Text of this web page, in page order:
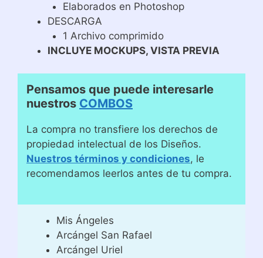
Elaborados en Photoshop
DESCARGA
1 Archivo comprimido
INCLUYE MOCKUPS, VISTA PREVIA
Pensamos que puede interesarle
nuestros COMBOS
La compra no transfiere los derechos de
propiedad intelectual de los Diseños.
Nuestros términos y condiciones, le
recomendamos leerlos antes de tu compra.
Mis Ángeles
Arcángel San Rafael
Arcángel Uriel